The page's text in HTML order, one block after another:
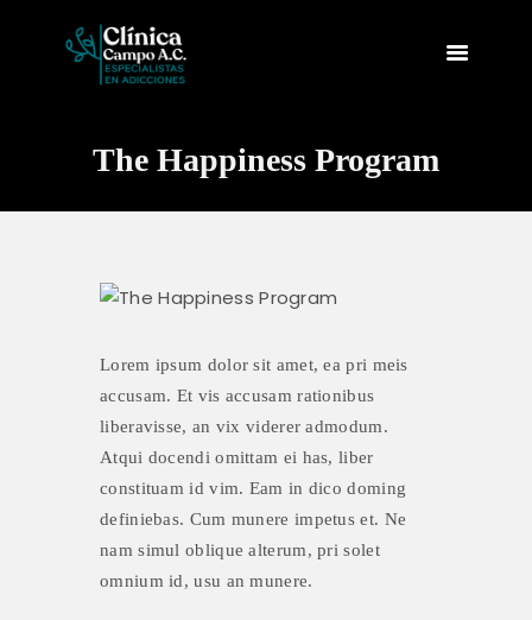
The Happiness Program
INICIO
CONTACTO
Lorem ipsum dolor sit amet, ea pri meis
accusam. Et vis accusam rationibus
liberavisse, an vix viderer admodum.
Atqui docendi omittam ei has, liber
constituam id vim. Eam in dico doming
definiebas. Cum munere impetus et. Ne
nam simul oblique alterum, pri solet
omnium id, usu an munere.